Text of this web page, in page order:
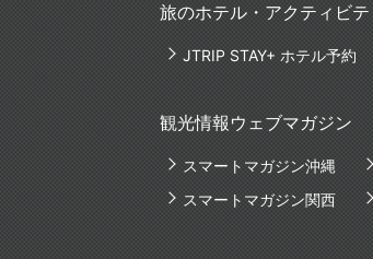
旅のホテル・アクティビ
JTRIP STAY+ ホテル予約
観光情報ウェブマガジン
スマートマガジン沖縄
スマートマガジン関西